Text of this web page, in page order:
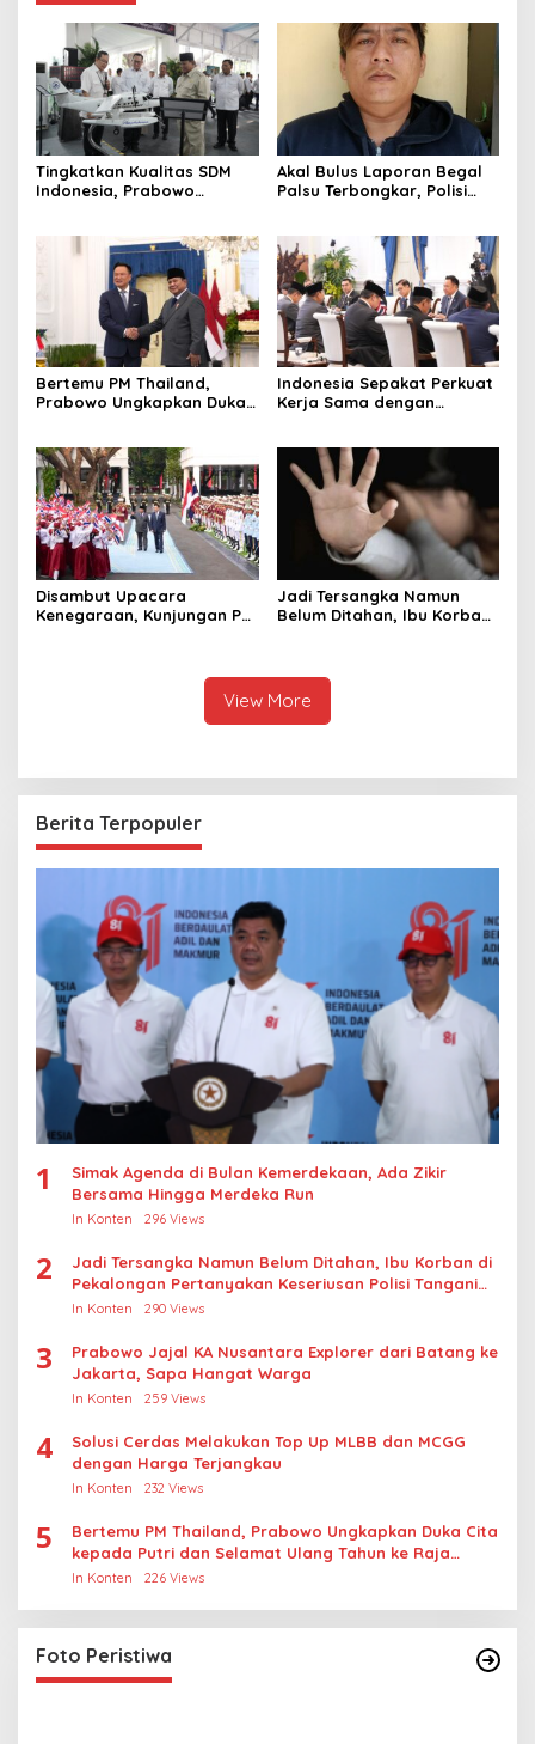
Tingkatkan Kualitas SDM
Indonesia, Prabowo
Terbaik Dunia
Akal Bulus Laporan Begal
Palsu Terbongkar, Polisi
Bertemu PM Thailand,
Prabowo Ungkapkan Duka
Raja Thailand
Indonesia Sepakat Perkuat
Kerja Sama dengan
Disambut Upacara
Kenegaraan, Kunjungan PM
Jadi Tersangka Namun
Belum Ditahan, Ibu Korban
Anaknya Hamil
View More
Berita Terpopuler
1
Simak Agenda di Bulan Kemerdekaan, Ada Zikir
Bersama Hingga Merdeka Run
In Konten 296 Views
2
Jadi Tersangka Namun Belum Ditahan, Ibu Korban di
Pekalongan Pertanyakan Keseriusan Polisi Tangani
Kasus Rudapksa Sampai Anaknya Hamil
In Konten 290 Views
3
Prabowo Jajal KA Nusantara Explorer dari Batang ke
Jakarta, Sapa Hangat Warga
In Konten 259 Views
4
Solusi Cerdas Melakukan Top Up MLBB dan MCGG
dengan Harga Terjangkau
In Konten 232 Views
5
Bertemu PM Thailand, Prabowo Ungkapkan Duka Cita
kepada Putri dan Selamat Ulang Tahun ke Raja
Thailand
In Konten 226 Views
Foto Peristiwa